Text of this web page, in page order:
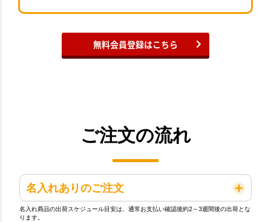
無料会員登録はこちら
ご注文の流れ
名入れありのご注文
名入れ商品の出荷スケジュール目安は、通常お支払い確認後約2～3週間後の出荷とな
ります。